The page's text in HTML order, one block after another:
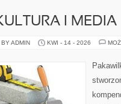
I MEDIA
ADMIN KWI - 14 - 2026